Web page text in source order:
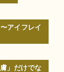
アイフレイ
」だけでな